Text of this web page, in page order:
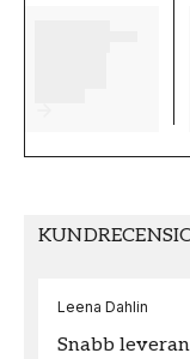
Leena Dahlin
Snabb